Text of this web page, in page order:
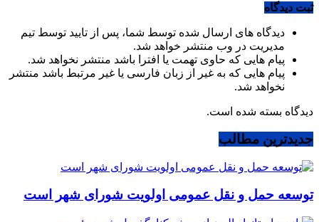
ثبت دیدگاه
دیدگاه های ارسال شده توسط شما، پس از تایید توسط تیم
مدیریت در وب منتشر خواهد شد.
پیام هایی که حاوی تهمت یا افترا باشد منتشر نخواهد شد.
پیام هایی که به غیر از زبان فارسی یا غیر مرتبط باشد منتشر
نخواهد شد.
دیدگاه بسته شده است.
جدیدترین مطالب
توسعه حمل و نقل عمومی اولویت شورای شهر است